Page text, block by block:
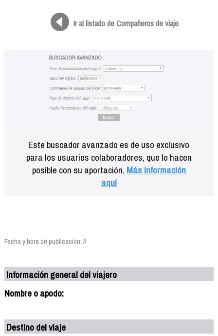
Ir al listado de Compañeros de viaje
Este buscador avanzado es de uso exclusivo
para los usuarios colaboradores, que lo hacen
posible con su aportación. Más información
aquí
Fecha y hora de publicación: //
Información general del viajero
Nombre o apodo:
Destino del viaje